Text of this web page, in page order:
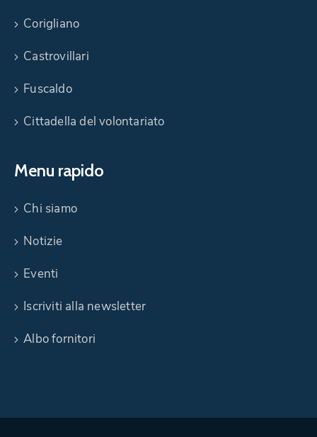
Corigliano
Castrovillari
Fuscaldo
Cittadella del volontariato
Menu rapido
Chi siamo
Notizie
Eventi
Iscriviti alla newsletter
Albo fornitori